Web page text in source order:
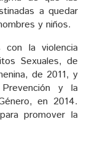
a quedar
y niños.
con la violencia
Sexuales, de
de 2011, y
y la
en 2014.
promover la